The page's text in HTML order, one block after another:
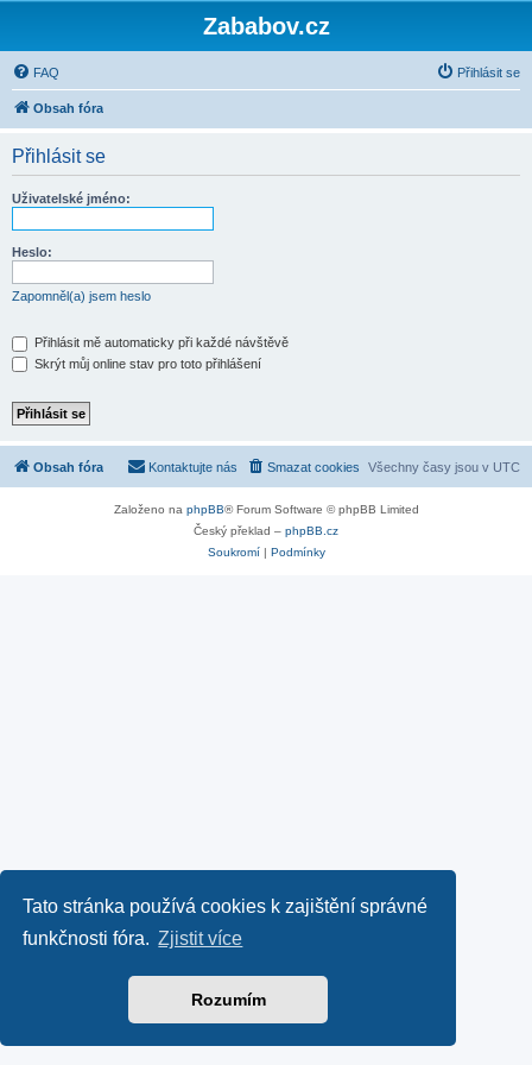
Tato stránka používá cookies k zajištění správné
funkčnosti fóra. Zjistit více
Rozumím
Zababov.cz
FAQ Přihlásit se
Obsah fóra
Přihlásit se
Uživatelské jméno:
Heslo:
Zapomněl(a) jsem heslo
Přihlásit mě automaticky při každé návštěvě
Skrýt můj online stav pro toto přihlášení
Obsah fóra Všechny časy jsou v UTC
Smazat cookies
Kontaktujte nás
Založeno na phpBB® Forum Software © phpBB Limited
Český překlad – phpBB.cz
Soukromí| Podmínky